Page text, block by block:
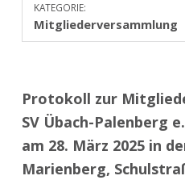
KATEGORIE:
Mitgliederversammlung
Protokoll zur Mitg
SV Übach-Palenberg
am 28. März 2025in
Marienberg,